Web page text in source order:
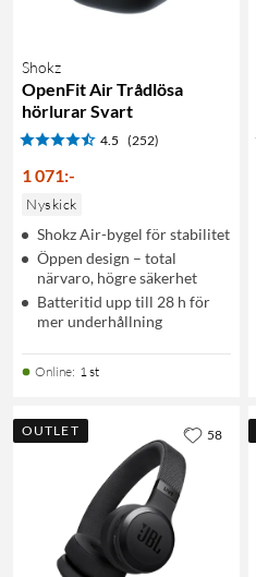
Shokz
OpenFit Air Trådlösa
hörlurar Svart
4.5 (252)
1 071:-
Nyskick
Shokz Air-bygel för stabilitet
Öppen design – total
närvaro, högre säkerhet
Batteritid upp till 28 h för
mer underhållning
Online: 1 st
OUTLET 58